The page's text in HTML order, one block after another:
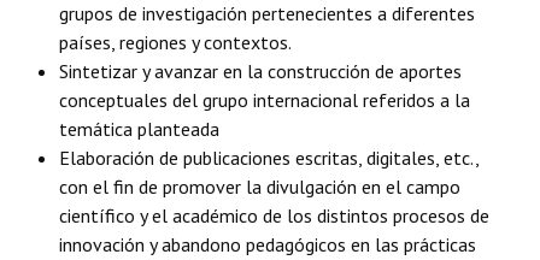
grupos de investigación pertenecientes a diferentes
países, regiones y contextos.
Sintetizar y avanzar en la construcción de aportes
conceptuales del grupo internacional referidos a la
temática planteada
Elaboración de publicaciones escritas, digitales, etc.,
con el fin de promover la divulgación en el campo
científico y el académico de los distintos procesos de
innovación y abandono pedagógicos en las prácticas